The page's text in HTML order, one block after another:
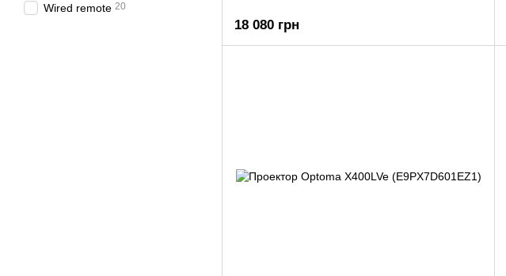
18 080 грн
Wired remote 20